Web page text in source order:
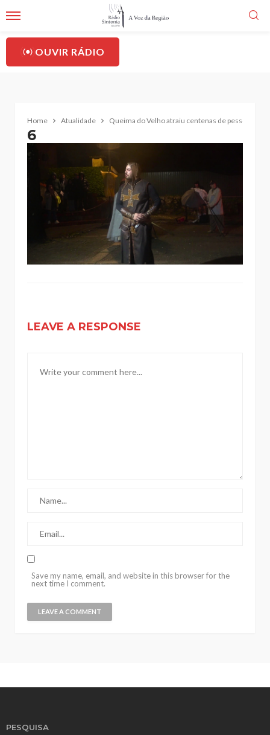
OUVIR RÁDIO
Home Atualidade Queima do Velho atraiu centenas de pessoas a
6
LEAVE A RESPONSE
Save my name, email, and website in this browser for the
next time I comment.
PESQUISA